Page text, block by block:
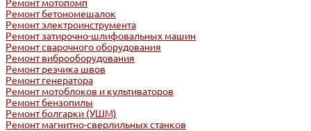
Ремонт мотопомп
Ремонт бетономешалок
Ремонт электроинструмента
Ремонт затирочно-шлифовальных машин
Ремонт сварочного оборудования
Ремонт виброоборудования
Ремонт резчика швов
Ремонт генератора
Ремонт мотоблоков и культиваторов
Ремонт бензопилы
Ремонт болгарки (УШМ)
Ремонт магнитно-сверлильных станков